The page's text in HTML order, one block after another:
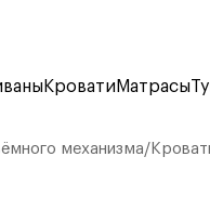
КроватиМатрасы
механизма/